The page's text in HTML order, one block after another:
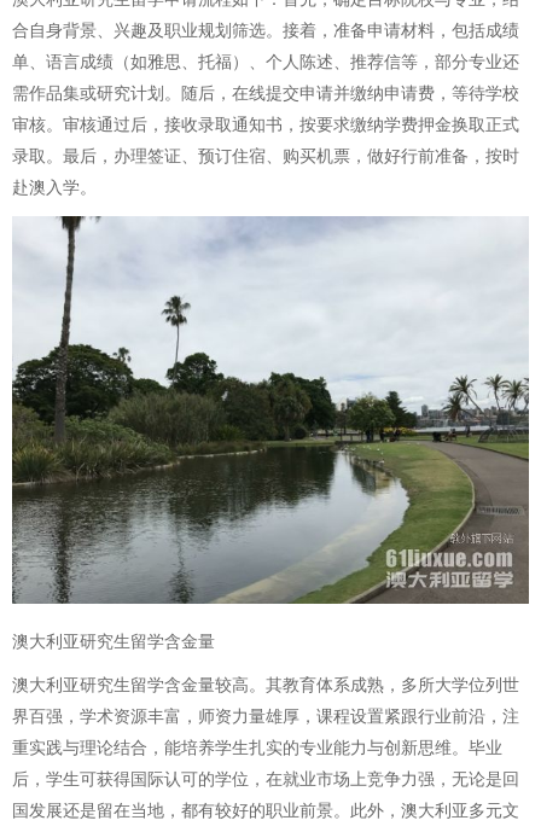
合自身背景、兴趣及职业规划筛选。接着，准备申请材料，包括成绩
单、语言成绩（如雅思、托福）、个人陈述、推荐信等，部分专业还
需作品集或研究计划。随后，在线提交申请并缴纳申请费，等待学校
审核。审核通过后，接收录取通知书，按要求缴纳学费押金换取正式
录取。最后，办理签证、预订住宿、购买机票，做好行前准备，按时
赴澳入学。
澳大利亚研究生留学含金量
澳大利亚研究生留学含金量较高。其教育体系成熟，多所大学位列世
界百强，学术资源丰富，师资力量雄厚，课程设置紧跟行业前沿，注
重实践与理论结合，能培养学生扎实的专业能力与创新思维。毕业
后，学生可获得国际认可的学位，在就业市场上竞争力强，无论是回
国发展还是留在当地，都有较好的职业前景。此外，澳大利亚多元文